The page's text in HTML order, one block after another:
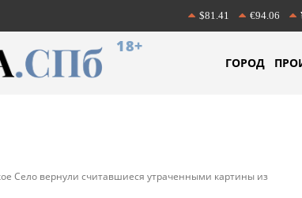
$81.41 €94.06
18+
ГОРОД
Село вернули считавшиеся утраченными картины из